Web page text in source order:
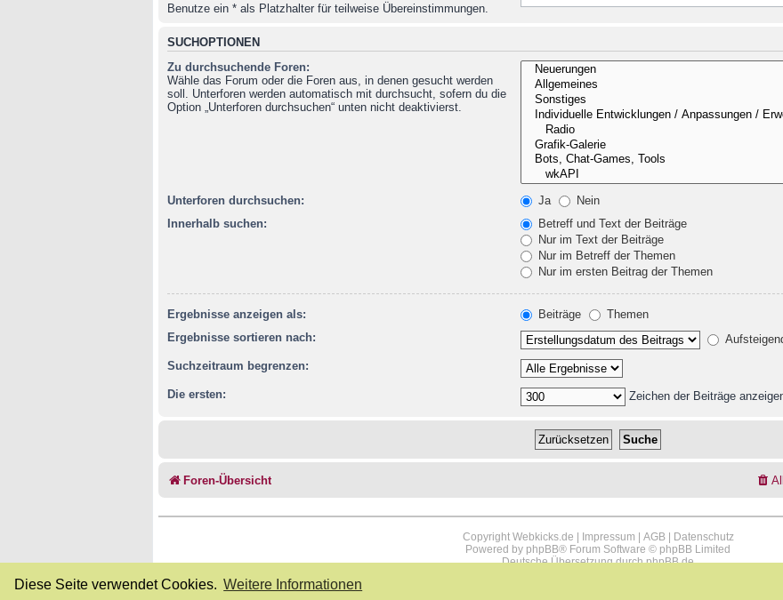
Diese Seite verwendet Cookies. Weitere Informationen
Benutze ein * als Platzhalter für teilweise Übereinstimmungen.
SUCHOPTIONEN
Zu durchsuchende Foren:
Wähle das Forum oder die Foren aus, in denen gesucht werden
soll. Unterforen werden automatisch mit durchsucht, sofern du die
Option „Unterforen durchsuchen“ unten nicht deaktivierst.
Unterforen durchsuchen: Ja
Nein
Innerhalb suchen:
Betreff und Text der Beiträge
Nur im Text der Beiträge
Nur im Betreff der Themen
Nur im ersten Beitrag der Themen
Ergebnisse anzeigen als: Beiträge
Themen
Ergebnisse sortieren nach:
Suchzeitraum begrenzen:
Die ersten: Zeichen der Beiträge
Foren-Übersicht
Copyright Webkicks.de | Impressum AGB|
Datenschutz
Powered by phpBB® Forum Software © phpBB Limited
Deutsche Übersetzung durchphpBB.de